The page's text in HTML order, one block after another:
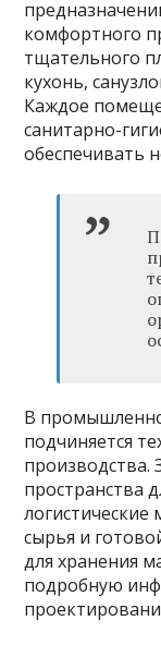
комфортного
тщательного
кухонь,
Каждое
санитарно-
обеспечивать
В
подчиняется
пространства
сырья и
для хранения
подробную